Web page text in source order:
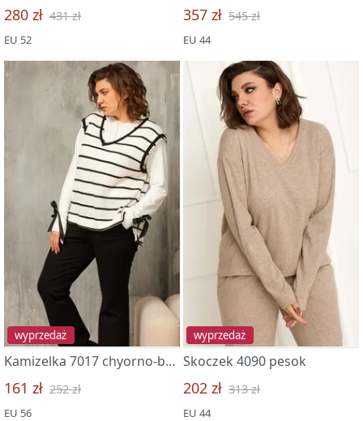
280 zł 431 zł
EU 52
357 zł 545 zł
EU 44
wyprzedaż
Kamizelka 7017 chyorno-belyj
161 zł 252 zł
EU 56
wyprzedaż
Skoczek 4090 pesok
202 zł 313 zł
EU 44